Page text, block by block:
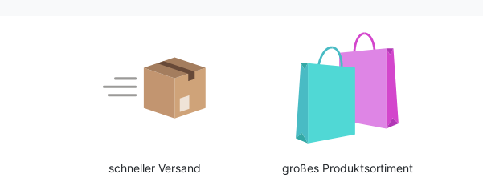
schneller Versand großes Produktsortiment